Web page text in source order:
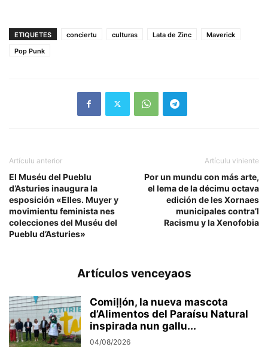
ETIQUETES conciertu culturas Lata de Zinc
Maverick
Pop Punk
Artículu anterior
El Muséu del Pueblu
d’Asturies inaugura la
esposición «Elles. Muyer y
movimientu feminista nes
colecciones del Muséu del
Pueblu d’Asturies»
Artículu viniente
Por un mundu con más arte,
el lema de la décimu octava
edición de les Xornaes
municipales contra’l
Racismu y la Xenofobia
Artículos venceyaos
Comiḷḷón, la nueva mascota
d’Alimentos del Paraísu Natural
inspirada nun gallu...
04/08/2026